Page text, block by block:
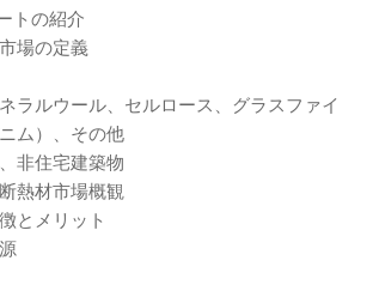
トの紹介
場の定義
ルウール、セルロース、グラスファイ
ム）、その他
住宅建築物
熱材市場概観
とメリット